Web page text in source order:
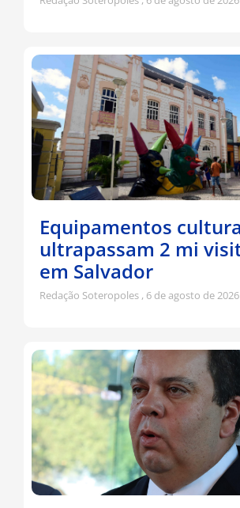
Equipamentos
ultrapassam 2 mi
em Salvador
Redação Soteropoles 6 de agosto de 2026